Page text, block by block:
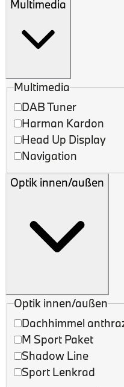
Multimedia
Multimedia
DAB Tuner
Harman Kardon
Head Up Display
Navigation
Optik innen/außen
Optik innen/außen
Dachhimmel
M Sport Paket
Shadow Line
Sport Lenkrad